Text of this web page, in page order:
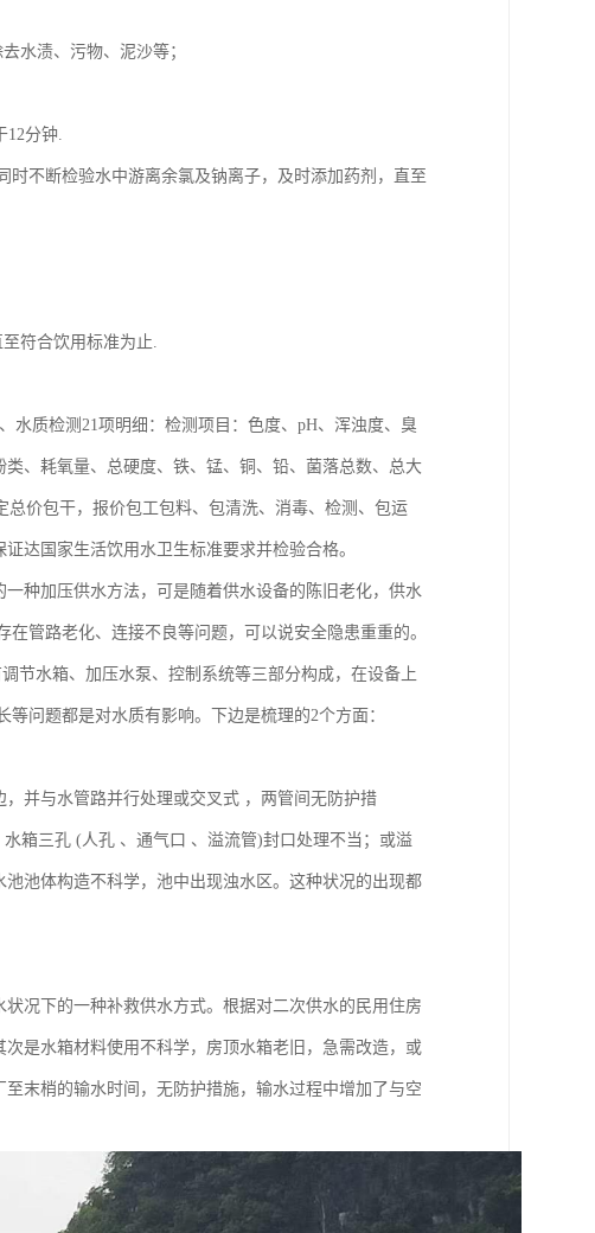
水渍、污物、泥沙等；
12分钟.
不断检验水中游离余氯及钠离子，及时添加药剂，直至
符合饮用标准为止.
水质检测21项明细：检测项目：色度、pH、浑浊度、臭
、耗氧量、总硬度、铁、锰、铜、铅、菌落总数、总大
价包干，报价包工包料、包清洗、消毒、检测、包运
达国家生活饮用水卫生标准要求并检验合格。
种加压供水方法，可是随着供水设备的陈旧老化，供水
管路老化、连接不良等问题，可以说安全隐患重重的。
节水箱、加压水泵、控制系统等三部分构成，在设备上
问题都是对水质有影响。下边是梳理的2个方面：
并与水管路并行处理或交叉式 ，两管间无防护措
箱三孔 (人孔 、通气口 、溢流管)封口处理不当；或溢
池体构造不科学，池中出现浊水区。这种状况的出现都
况下的一种补救供水方式。根据对二次供水的民用住房
是水箱材料使用不科学，房顶水箱老旧，急需改造，或
末梢的输水时间，无防护措施，输水过程中增加了与空